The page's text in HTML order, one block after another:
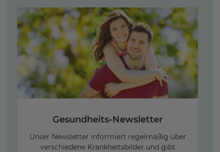
Gesundheits-Newsletter
Unser Newsletter informiert regelmäßig über
verschiedene Krankheitsbilder und gibt